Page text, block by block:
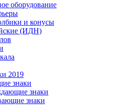
оборудование
и конусы
(ИДН)
2019
знаки
знаки
знаки